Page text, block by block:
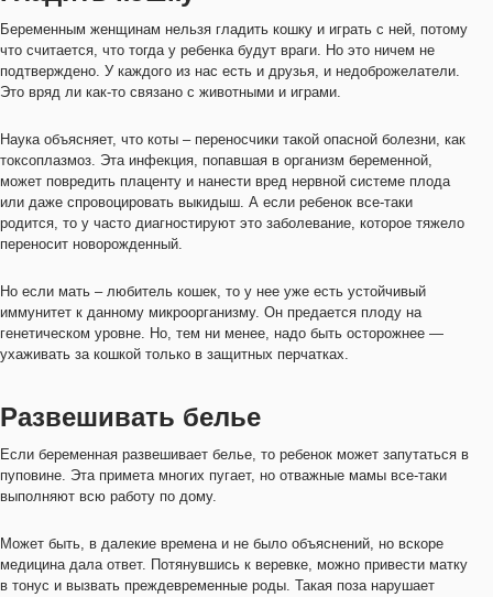
Беременным женщинам нельзя гладить кошку и играть с ней, потому
что считается, что тогда у ребенка будут враги. Но это ничем не
подтверждено. У каждого из нас есть и друзья, и недоброжелатели.
Это вряд ли как-то связано с животными и играми.
Наука объясняет, что коты – переносчики такой опасной болезни, как
токсоплазмоз. Эта инфекция, попавшая в организм беременной,
может повредить плаценту и нанести вред нервной системе плода
или даже спровоцировать выкидыш. А если ребенок все-таки
родится, то у часто диагностируют это заболевание, которое тяжело
переносит новорожденный.
Но если мать – любитель кошек, то у нее уже есть устойчивый
иммунитет к данному микроорганизму. Он предается плоду на
генетическом уровне. Но, тем ни менее, надо быть осторожнее —
ухаживать за кошкой только в защитных перчатках.
Развешивать белье
Если беременная развешивает белье, то ребенок может запутаться в
пуповине. Эта примета многих пугает, но отважные мамы все-таки
выполняют всю работу по дому.
Может быть, в далекие времена и не было объяснений, но вскоре
медицина дала ответ. Потянувшись к веревке, можно привести матку
в тонус и вызвать преждевременные роды. Такая поза нарушает